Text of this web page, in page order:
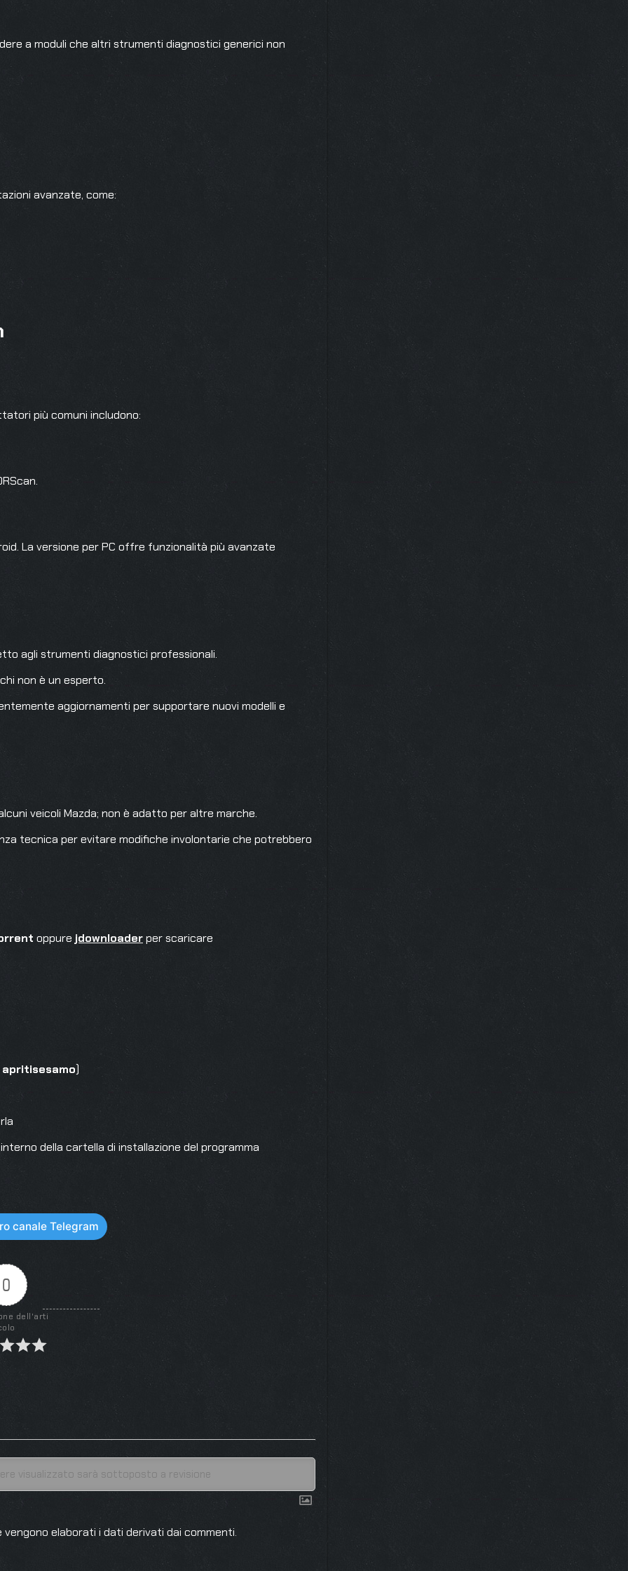
a moduli che altri strumenti diagnostici generici non
avanzate, come:
più comuni includono:
La versione per PC offre funzionalità più avanzate
agli strumenti diagnostici professionali.
non è un esperto.
aggiornamenti per supportare nuovi modelli e
veicoli Mazda; non è adatto per altre marche.
tecnica per evitare modifiche involontarie che potrebbero
oppure jdownloaderper scaricare
apritisesamo)
della cartella di installazione del programma
canale Telegram
0
dell'arti
vengono elaborati i dati derivati dai commenti.